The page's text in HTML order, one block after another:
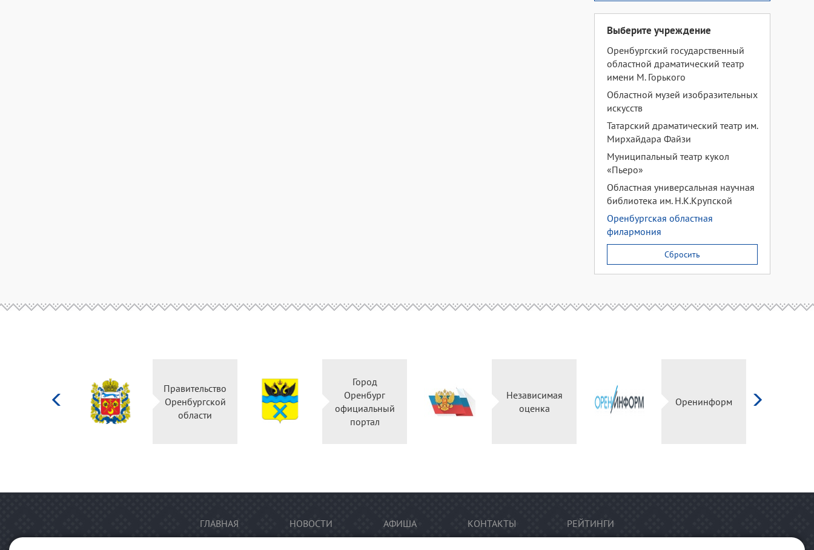
Выберите учреждение
Оренбургский государственный
областной драматический театр
имени М. Горького
Областной музей изобразительных
искусств
Татарский драматический театр им.
Мирхайдара Файзи
Муниципальный театр кукол
«Пьеро»
Областная универсальная научная
библиотека им. Н.К.Крупской
Оренбургская областная
филармония
Сбросить
Правительство
Оренбургской
области
Город
Оренбург
официальный
портал
Независимая
оценка
Оренинформ
ГЛАВНАЯ НОВОСТИ АФИША КОНТАКТЫ РЕЙТИНГИ